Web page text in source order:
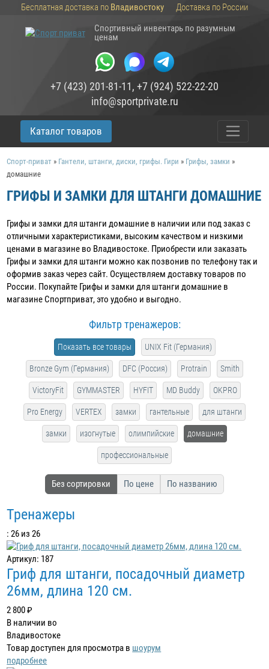
Бесплатная доставка по Владивостоку
Доставка по России
Спортивный инвентарь по разумным
ценам
+7 (423) 201-81-11, +7 (924) 522-22-20
info@sportprivate.ru
Каталог товаров
Спорт-приват » Гантели, штанги, диски, грифы. Гири » Грифы, замки »
домашние
ГРИФЫ И ЗАМКИ ДЛЯ ШТАНГИ ДОМАШНИЕ
Грифы и замки для штанги домашние в наличии или под заказ c
отличными характеристиками, высоким качеством и низкими
ценами в магазине во Владивостоке. Приобрести или заказать
Грифы и замки для штанги можно как позвонив по телефону так и
оформив заказ через сайт. Осуществляем доставку товаров по
России. Покупайте Грифы и замки для штанги домашние в
магазине Спортприват, это удобно и выгодно.
Фильтр тренажеров:
Показать все товары UNIX Fit (Германия)
Bronze Gym (Германия) DFC (Россия) Protrain Smith
VictoryFit GYMMASTER HYFIT MD Buddy OKPRO
Pro Energy VERTEX замки гантельные для штанги
замки изогнутые олимпийские домашние
профессиональные
Без сортировки По цене По названию
Тренажеры
: 26 из 26
Артикул: 187
Гриф для штанги, посадочный диаметр
26мм, длина 120 см.
2 800 ₽
В наличии во
Владивостоке
Товар доступен для просмотра в шоурум
подробнее